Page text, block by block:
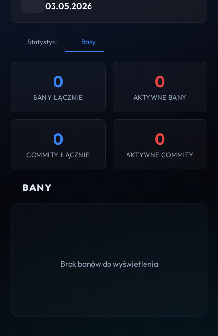
03.05.2026
Statystyki Bany
0
BANY ŁĄCZNIE
0
AKTYWNE BANY
0
COMMITY ŁĄCZNIE
0
AKTYWNE COMMITY
BANY
Brak banów do wyświetlenia